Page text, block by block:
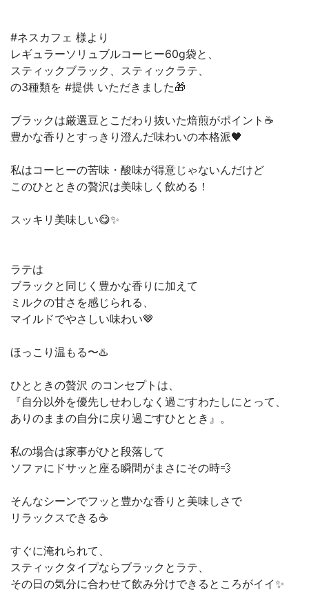
#ネスカフェ 様より
レギュラーソリュブルコーヒー60g袋と、
スティックブラック、スティックラテ、
の3種類を #提供 いただきました🎁
ブラックは厳選豆とこだわり抜いた焙煎がポイント☕️
豊かな香りとすっきり澄んだ味わいの本格派🖤
私はコーヒーの苦味・酸味が得意じゃないんだけど
このひとときの贅沢は美味しく飲める！
スッキリ美味しい😋✨
ラテは
ブラックと同じく豊かな香りに加えて
ミルクの甘さを感じられる、
マイルドでやさしい味わい🤎
ほっこり温もる〜♨️
ひとときの贅沢 のコンセプトは、
『自分以外を優先しせわしなく過ごすわたしにとって、
ありのままの自分に戻り過ごすひととき』。
私の場合は家事がひと段落して
ソファにドサッと座る瞬間がまさにその時💨
そんなシーンでフッと豊かな香りと美味しさで
リラックスできる☕️
すぐに淹れられて、
スティックタイプならブラックとラテ、
その日の気分に合わせて飲み分けできるところがイイ✨